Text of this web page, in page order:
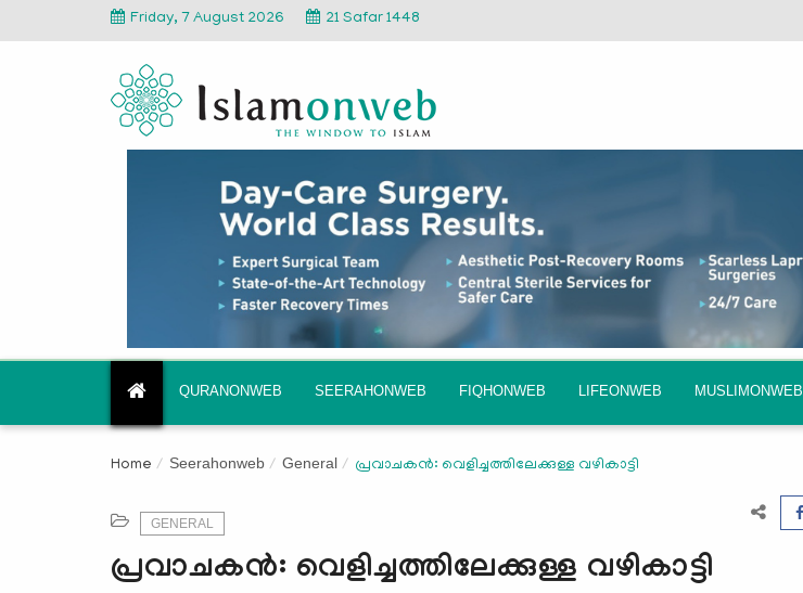
Friday, 7 August 2026 21 Safar 1448
QURANONWEB SEERAHONWEB FIQHONWEB LIFEONWEB MUSLIMONWEB
Home Seerahonweb General പ്രവാചകന്‍: വെളിച്ചത്തിലേക്കുള്ള വഴികാട്ടി
GENERAL
പ്രവാചകന്‍: വെളിച്ചത്തിലേക്കുള്ള വഴികാട്ടി